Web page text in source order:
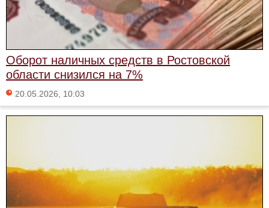
Оборот наличных средств в Ростовской
области снизился на 7%
20.05.2026, 10:03